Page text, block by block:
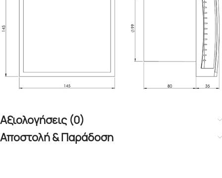
Αξιολογήσεις (0)
Αποστολή & Παράδοση